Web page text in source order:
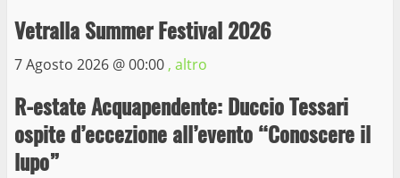
Vetralla Summer Festival 2026
7 Agosto 2026 @00:00 , altro
R-estate Acquapendente: Duccio Tessari
ospite d’eccezione all’evento “Conoscere il
lupo”
4
La Polizia di Stato arresta il ladro seriale
delle auto in sosta a Viterbo
Prorogata la mostra dei bozzetti di